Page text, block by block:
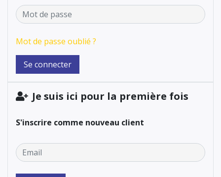
Mot de passe oublié ?
Je suis ici pour la première fois
S'inscrire comme nouveau client